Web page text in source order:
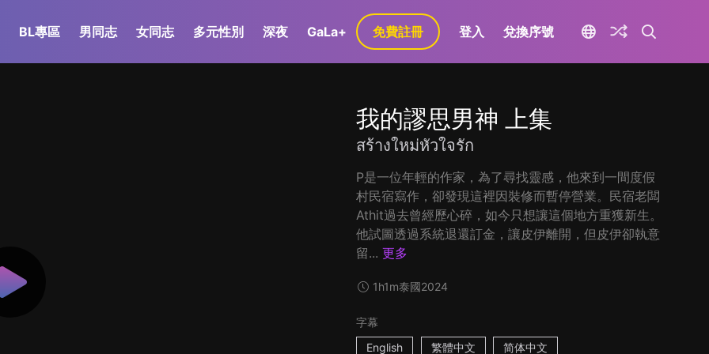
BL專區 男同志 女同志 多元性別 深夜 GaLa+ 免費註冊 登入 兌換序號
我的謬思男神 上集
สร้างใหม่หัวใจรัก
P是一位年輕的作家，為了尋找靈感，他來到一間度假
村民宿寫作，卻發現這裡因裝修而暫停營業。民宿老闆
Athit過去曾經歷心碎，如今只想讓這個地方重獲新生。
他試圖透過系統退還訂金，讓皮伊離開，但皮伊卻執意
留... 更多
1h1m泰國2024
字幕
English
繁體中文 简体中文